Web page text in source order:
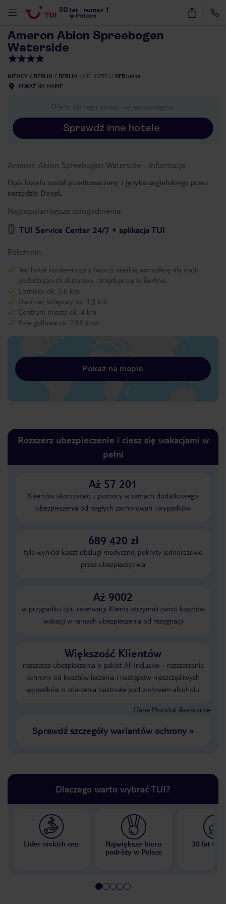
30 lat numer 1
w Polsce
26
Ameron Abion Spreebogen
Waterside
NIEMCY BERLIN BERLIN KOD HOTELU BER10048
POKAŻ NA MAPIE
Oferta dla tego hotelu nie jest dostępna.
Sprawdź inne hotele
Ameron Abion Spreebogen Waterside - informacje
Opis hotelu został przetłumaczony z języka angielskiego przez
narzędzie DeepL
Najpopularniejsze udogodnienia:
TUI Service Center 24/7 + aplikacja TUI
Położenie:
Ten hotel konferencyjny tworzy idealną atmosferę dla osób
podróżujących służbowo i znajduje się w Berlinie.
Lotnisko ok. 5,6 km
Dworzec kolejowy ok. 1,5 km
Centrum miasta ok. 4 km
Pole golfowe ok. 20,9 km>
Pokaż na mapie
Rozszerz ubezpieczenie i ciesz się wakacjami w
pełni
Aż 57 201
Klientów skorzystało z pomocy w ramach dodatkowego
ubezpieczenia od nagłych zachorowań i wypadków
689 420 zł
tyle wyniósł koszt obsługi medycznej pokryty jednorazowo
przez ubezpieczyciela
Aż 9002
w przypadku tylu rezerwacji Klienci otrzymali zwrot kosztów
wakacji w ramach ubezpieczenia od rezygnacji
Większość Klientów
rozszerza ubezpieczenia o pakiet All Inclusive - rozszerzenie
ochrony od kosztów leczenia i następstw nieszczęśliwych
wypadków o zdarzenia zaistniałe pod wpływem alkoholu
Dane Mondial Assistance
Sprawdź szczegóły wariantów ochrony»
Dlaczego warto wybrać TUI?
Lider niskich cen
Największe biuro
podróży w Polsce
30 lat w